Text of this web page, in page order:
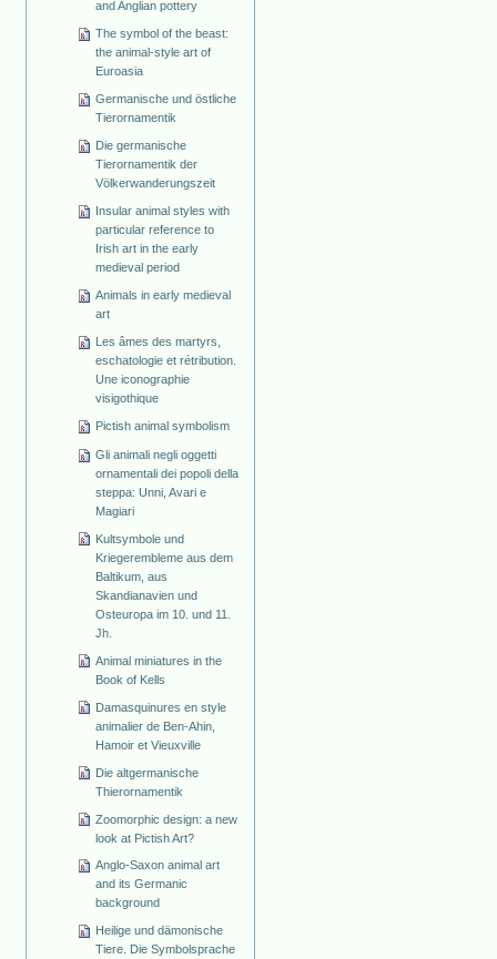
and Anglian pottery
The symbol of the beast:
the animal-style art of
Euroasia
Germanische und östliche
Tierornamentik
Die germanische
Tierornamentik der
Völkerwanderungszeit
Insular animal styles with
particular reference to
Irish art in the early
medieval period
Animals in early medieval
art
Les âmes des martyrs,
eschatologie et rétribution.
Une iconographie
visigothique
Pictish animal symbolism
Gli animali negli oggetti
ornamentali dei popoli della
steppa: Unni, Avari e
Magiari
Kultsymbole und
Kriegerembleme aus dem
Baltikum, aus
Skandianavien und
Osteuropa im 10. und 11.
Jh.
Animal miniatures in the
Book of Kells
Damasquinures en style
animalier de Ben-Ahin,
Hamoir et Vieuxville
Die altgermanische
Thierornamentik
Zoomorphic design: a new
look at Pictish Art?
Anglo-Saxon animal art
and its Germanic
background
Heilige und dämonische
Tiere. Die Symbolsprache